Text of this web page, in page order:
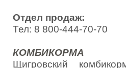
Отдел продаж:
Тел: 8 800-444-70-70
КОМБИКОРМА
Щигровский